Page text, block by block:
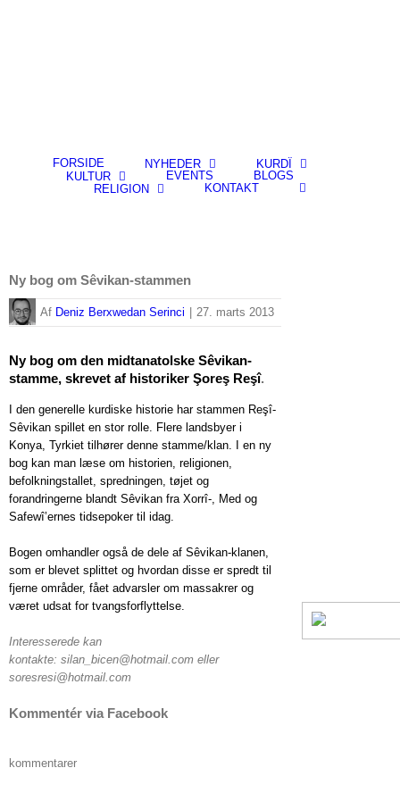
FORSIDE NYHEDER
KURDÎ
KULTUR
EVENTS
BLOGS
RELIGION
KONTAKT
Ny bog om Sêvikan-stammen
By Deniz Berxwedan Serinci 27. marts 2013
Ny bog om den midtanatolske Sêvikan-
stamme, skrevet af historiker Şoreş Reşî.
I den generelle kurdiske historie har stammen Reşî-
Sêvikan spillet en stor rolle. Flere landsbyer i
Konya, Tyrkiet tilhører denne stamme/klan. I en ny
bog kan man læse om historien, religionen,
befolkningstallet, spredningen, tøjet og
forandringerne blandt Sêvikan fra Xorrî-, Med og
Safewî’ernes tidsepoker til idag.
Bogen omhandler også de dele af Sêvikan-klanen,
som er blevet splittet og hvordan disse er spredt til
fjerne områder, fået advarsler om massakrer og
været udsat for tvangsforflyttelse.
Interesserede kan
kontakte: silan_bicen@hotmail.com eller
soresresi@hotmail.com
Kommentér via Facebook
kommentarer